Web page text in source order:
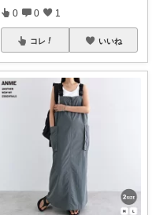
0 0 1
コレ いいね